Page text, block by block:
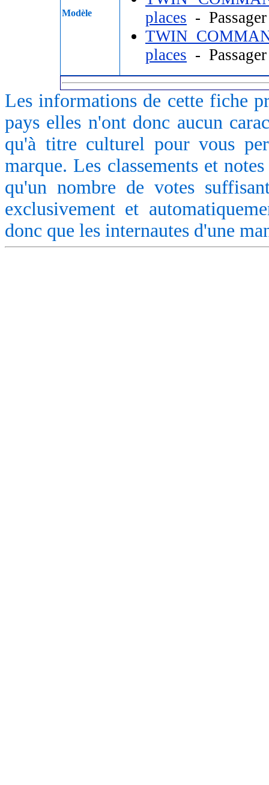
Modèle
places -
TWIN
places -
Les informations de cette fiche
pays elles n'ont donc aucun
qu'à titre culturel pour vous
marque. Les classements et
qu'un nombre de votes
exclusivement et
donc que les internautes d'une